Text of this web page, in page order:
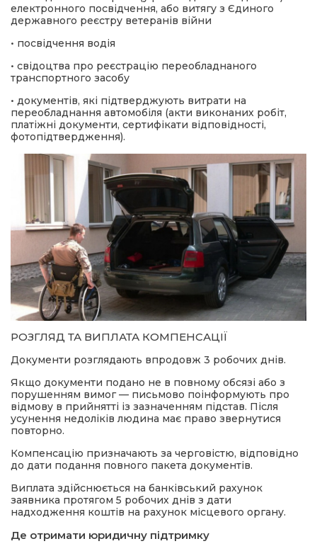
електронного посвідчення, або витягу з Єдиного
державного реєстру ветеранів війни
• посвідчення водія
• свідоцтва про реєстрацію переобладнаного
транспортного засобу
• документів, які підтверджують витрати на
переобладнання автомобіля (акти виконаних робіт,
платіжні документи, сертифікати відповідності,
фотопідтвердження).
РОЗГЛЯД ТА ВИПЛАТА КОМПЕНСАЦІЇ
Документи розглядають впродовж 3 робочих днів.
Якщо документи подано не в повному обсязі або з
порушенням вимог — письмово поінформують про
відмову в прийнятті із зазначенням підстав. Після
усунення недоліків людина має право звернутися
повторно.
Компенсацію призначають за черговістю, відповідно
до дати подання повного пакета документів.
Виплата здійснюється на банківський рахунок
заявника протягом 5 робочих днів з дати
надходження коштів на рахунок місцевого органу.
Де отримати юридичну підтримку